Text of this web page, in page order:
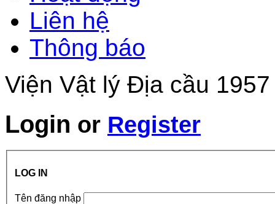
Liên hệ
Thông báo
Viện Vật lý Địa cầu
Login or Register
LOG IN
Tên đăng nhập